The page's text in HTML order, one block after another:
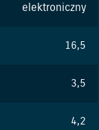
elektroniczny
16,5
3,5
4,2